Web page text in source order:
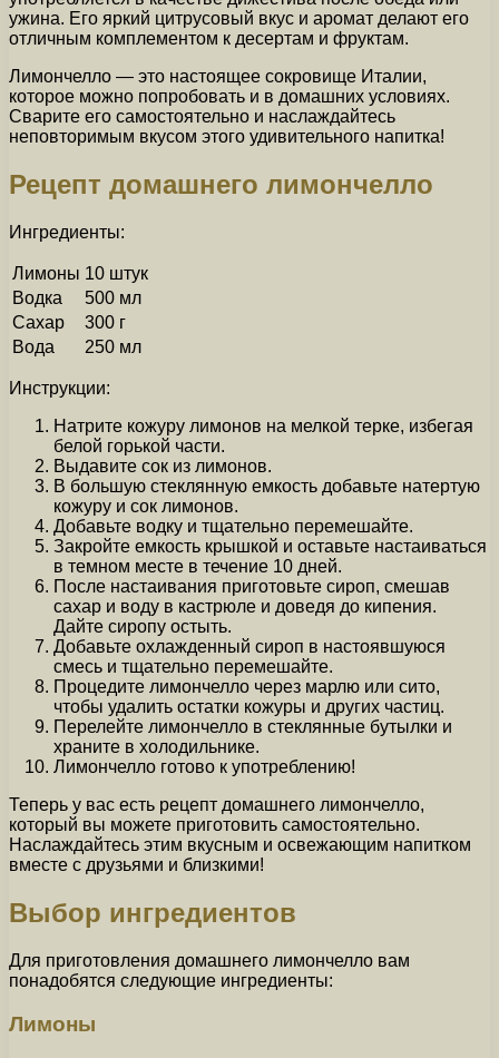
ужина. Его яркий цитрусовый вкус и аромат делают его
отличным комплементом к десертам и фруктам.
Лимончелло — это настоящее сокровище Италии,
которое можно попробовать и в домашних условиях.
Сварите его самостоятельно и наслаждайтесь
неповторимым вкусом этого удивительного напитка!
Рецепт домашнего лимончелло
Ингредиенты:
Лимоны 10 штук
Водка
500 мл
Сахар
300 г
Вода
250 мл
Инструкции:
Натрите кожуру лимонов на мелкой терке, избегая
белой горькой части.
Выдавите сок из лимонов.
В большую стеклянную емкость добавьте натертую
кожуру и сок лимонов.
Добавьте водку и тщательно перемешайте.
Закройте емкость крышкой и оставьте настаиваться
в темном месте в течение 10 дней.
После настаивания приготовьте сироп, смешав
сахар и воду в кастрюле и доведя до кипения.
Дайте сиропу остыть.
Добавьте охлажденный сироп в настоявшуюся
смесь и тщательно перемешайте.
Процедите лимончелло через марлю или сито,
чтобы удалить остатки кожуры и других частиц.
Перелейте лимончелло в стеклянные бутылки и
храните в холодильнике.
Лимончелло готово к употреблению!
Теперь у вас есть рецепт домашнего лимончелло,
который вы можете приготовить самостоятельно.
Наслаждайтесь этим вкусным и освежающим напитком
вместе с друзьями и близкими!
Выбор ингредиентов
Для приготовления домашнего лимончелло вам
понадобятся следующие ингредиенты:
Лимоны